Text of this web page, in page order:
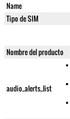
Name
Tipo de SIM
Nombre del producto
audio_alerts_list